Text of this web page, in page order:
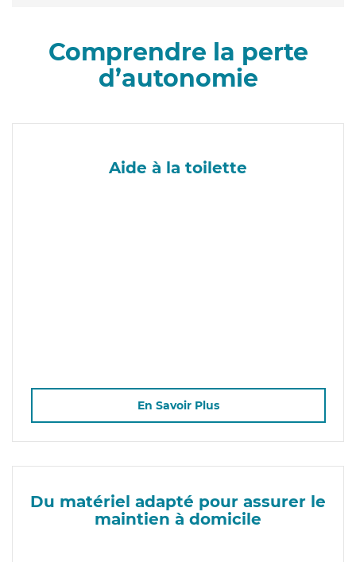
Comprendre la perte
d’autonomie
Aide à la toilette
En Savoir Plus
Du matériel adapté pour assurer le
maintien à domicile